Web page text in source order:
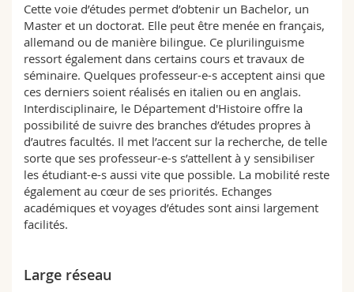
Cette voie d’études permet d’obtenir un Bachelor, un
Master et un doctorat. Elle peut être menée en français,
allemand ou de manière bilingue. Ce plurilinguisme
ressort également dans certains cours et travaux de
séminaire. Quelques professeur-e-s acceptent ainsi que
ces derniers soient réalisés en italien ou en anglais.
Interdisciplinaire, le Département d'Histoire offre la
possibilité de suivre des branches d’études propres à
d’autres facultés. Il met l’accent sur la recherche, de telle
sorte que ses professeur-e-s s’attellent à y sensibiliser
les étudiant-e-s aussi vite que possible. La mobilité reste
également au cœur de ses priorités. Echanges
académiques et voyages d’études sont ainsi largement
facilités.
Large réseau